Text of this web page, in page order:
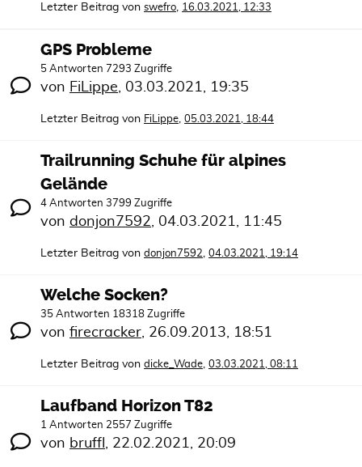
Letzter Beitrag von swefro 16.03.2021, 12:33
GPS Probleme
5 Antworten 7293 Zugriffe
von FiLippe 03.03.2021, 19:35
Letzter Beitrag von FiLippe 05.03.2021, 18:44
Trailrunning Schuhe für alpines
Gelände
4 Antworten 3799 Zugriffe
von donjon7592 04.03.2021, 11:45
Letzter Beitrag von donjon7592 04.03.2021, 19:14
Welche Socken?
35 Antworten 18318 Zugriffe
von firecracker 26.09.2013, 18:51
Letzter Beitrag von dicke_Wade 03.03.2021, 08:11
Laufband Horizon T82
1 Antworten 2557 Zugriffe
von bruffl 22.02.2021, 20:09